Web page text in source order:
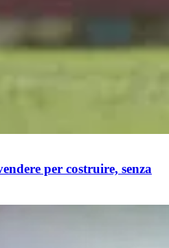
per costruire, senza